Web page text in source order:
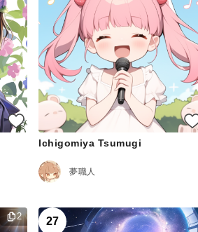
Ichigomiya Tsumugi
夢職人
2 27